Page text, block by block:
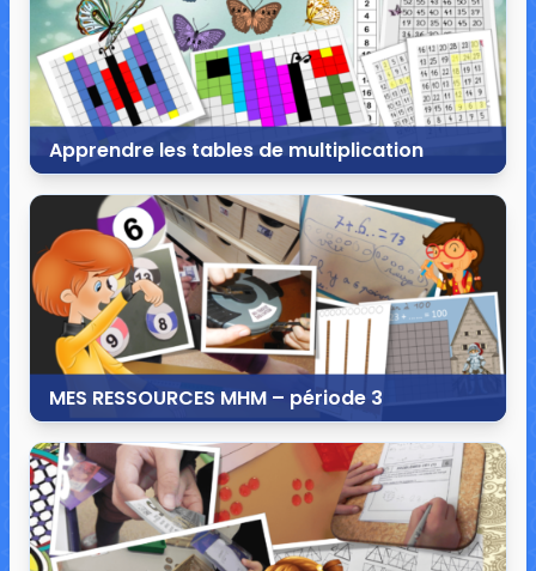
Apprendre les tables de multiplication
1 mars 2019
6 commentaires
85 121 vues
MES RESSOURCES MHM – période 3
19 janvier 2019
8 commentaires
83 523 vues